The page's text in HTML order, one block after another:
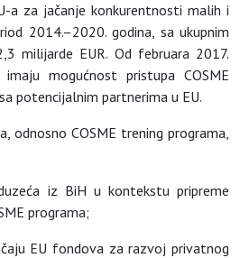
a za jačanje konkurentnosti malih i
2014.–2020. godina, sa ukupnim
milijarde EUR. Od februara 2017.
mogućnost pristupa COSME
potencijalnim partnerima u EU.
odnosno COSME trening programa,
iz BiH u kontekstu pripreme
programa;
EU fondova za razvoj privatnog